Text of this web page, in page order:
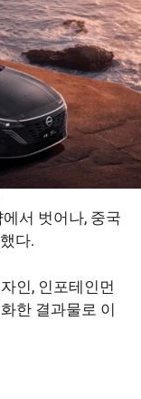
에서 벗어나, 중국
다.
인, 인포테인먼
한 결과물로 이